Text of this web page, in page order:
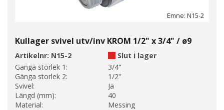
Emne: N15-2
Kullager svivel utv/inv KROM 1/2" x 3/4" / ø9
Artikelnr: N15-2
Slut i lager
Gänga storlek 1:
3/4"
Gänga storlek 2:
1/2"
Svivel:
Ja
Längd (mm):
40
Material:
Messing